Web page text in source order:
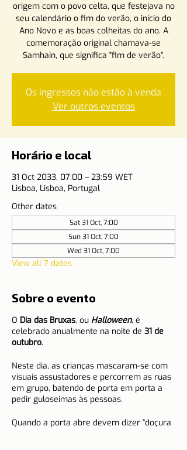
origem com o povo celta, que festejava no
seu calendário o fim do verão, o início do
Ano Novo e as boas colheitas do ano. A
comemoração original chamava-se
Samhain, que significa "fim de verão".
Os ingressos não estão à venda
Ver outros eventos
Horário e local
31 Oct 2033, 07:00 – 23:59 WET
Lisboa, Lisboa, Portugal
Other dates
Sat 31 Oct, 7:00
Sun 31 Oct, 7:00
Wed 31 Oct, 7:00
View all 7 dates
Sobre o evento
O Dia das Bruxas, ou Halloween, é
celebrado anualmente na noite de 31 de
outubro.
Neste dia, as crianças mascaram-se com
visuais assustadores e percorrem as ruas
em grupo, batendo de porta em porta a
pedir guloseimas às pessoas.
Quando a porta abre devem dizer "doçura